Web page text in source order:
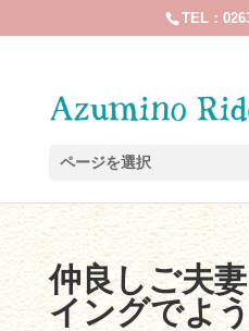
TEL：
ページを選択
仲良しご夫
イングでよ